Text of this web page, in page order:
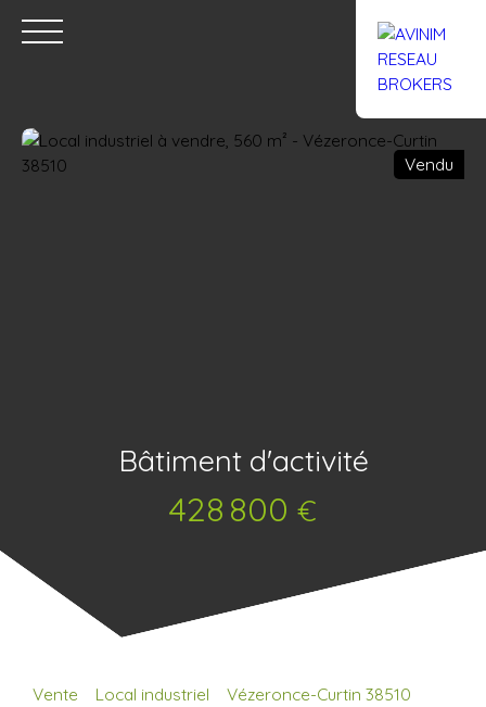
Vendu
Bâtiment d'activité
428 800 €
Vente Local industriel
Vézeronce-Curtin 38510